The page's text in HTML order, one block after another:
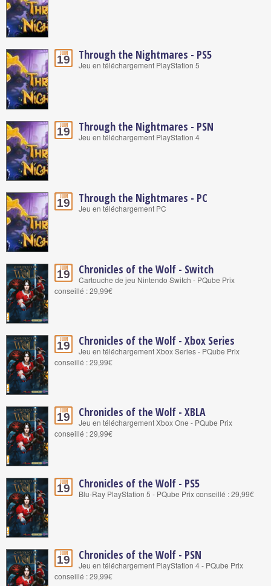
Juin
19 Through the Nightmares - PS5
Jeu en téléchargement PlayStation 5
Juin
19 Through the Nightmares - PSN
Jeu en téléchargement PlayStation 4
Juin
19 Through the Nightmares - PC
Jeu en téléchargement PC
Juin
19 Chronicles of the Wolf - Switch
Cartouche de jeu Nintendo Switch - PQube Prix
conseillé : 29,99€
Juin
19 Chronicles of the Wolf - Xbox Series
Jeu en téléchargement Xbox Series - PQube Prix
conseillé : 29,99€
Juin
19 Chronicles of the Wolf - XBLA
Jeu en téléchargement Xbox One - PQube Prix
conseillé : 29,99€
Juin
19 Chronicles of the Wolf - PS5
Blu-Ray PlayStation 5 - PQube Prix conseillé : 29,99€
Juin
19 Chronicles of the Wolf - PSN
Jeu en téléchargement PlayStation 4 - PQube Prix
conseillé : 29,99€